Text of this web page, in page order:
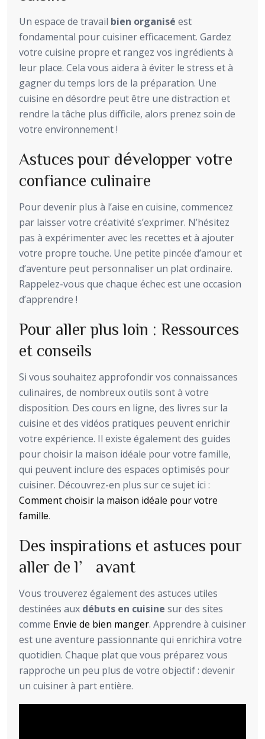
Un espace de travail bien organisé est
fondamental pour cuisiner efficacement. Gardez
votre cuisine propre et rangez vos ingrédients à
leur place. Cela vous aidera à éviter le stress et à
gagner du temps lors de la préparation. Une
cuisine en désordre peut être une distraction et
rendre la tâche plus difficile, alors prenez soin de
votre environnement !
Astuces pour développer votre
confiance culinaire
Pour devenir plus à l’aise en cuisine, commencez
par laisser votre créativité s’exprimer. N’hésitez
pas à expérimenter avec les recettes et à ajouter
votre propre touche. Une petite pincée d’amour et
d’aventure peut personnaliser un plat ordinaire.
Rappelez-vous que chaque échec est une occasion
d’apprendre !
Pour aller plus loin : Ressources
et conseils
Si vous souhaitez approfondir vos connaissances
culinaires, de nombreux outils sont à votre
disposition. Des cours en ligne, des livres sur la
cuisine et des vidéos pratiques peuvent enrichir
votre expérience. Il existe également des guides
pour choisir la maison idéale pour votre famille,
qui peuvent inclure des espaces optimisés pour
cuisiner. Découvrez-en plus sur ce sujet ici :
Comment choisir la maison idéale pour votre
famille.
Des inspirations et astuces pour
aller de l’avant
Vous trouverez également des astuces utiles
destinées aux débuts en cuisine sur des sites
comme Envie de bien manger. Apprendre à cuisiner
est une aventure passionnante qui enrichira votre
quotidien. Chaque plat que vous préparez vous
rapproche un peu plus de votre objectif : devenir
un cuisiner à part entière.